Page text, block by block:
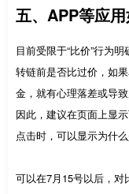
五、APP等应用
目前受限于“比价”行为
转链前是否比过价，如
金，就有心理落差或导致
因此，建议在页面上显
点击时，可以显示为什么
可以在7月15号以后，对